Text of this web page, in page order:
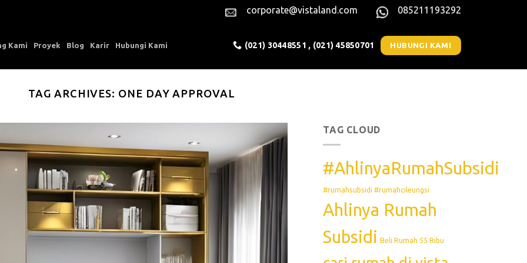
corporate@vistaland.com 085211193292
Kami Proyek Blog Karir Hubungi Kami (021) 30448551 , (021) 45850701 HUBUNGI KAMI
TAG ARCHIVES: ONE DAY APPROVAL
TAG CLOUD
#AhlinyaRumahSubsidi
#rumahsubsidi #rumahcileungsi
Ahlinya Rumah
Subsidi Beli Rumah 55 Ribu